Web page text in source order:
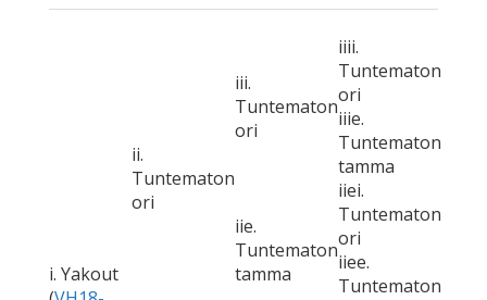
i. Yakout
ii.
Tuntematon
ori
iii.
Tuntematon
ori
iiii.
Tuntematon
ori
iiie.
Tuntematon
tamma
iie.
Tuntematon
tamma
iiei.
Tuntematon
ori
iiee.
Tuntematon